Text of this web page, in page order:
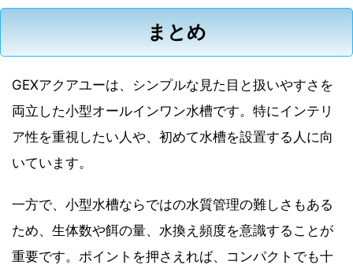
まとめ
GEXアクアユーは、シンプルな見た目と扱いやすさを
両立した小型オールインワン水槽です。特にインテリ
ア性を重視したい人や、初めて水槽を設置する人に向
いています。
一方で、小型水槽ならではの水質管理の難しさもある
ため、生体数や餌の量、水換え頻度を意識することが
重要です。ポイントを押さえれば、コンパクトでも十